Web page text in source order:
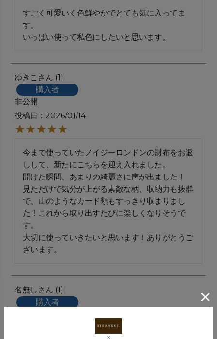
すごく可愛いく色鮮やかでとても気に入ってま
す。
いっぱい使って私色にしたいと思います。
ゆきこ
1
購入者
非公開
投稿日
2026/01/14
今まで使っていたノイジーロンドンの財布をお返
しして、新たにこちらを迎え入れました。
開けた瞬間、あまりの綺麗さに声が出ました！
見ただけで気分が上がる素敵な柄、収納力も抜群
で、山のようなカード類もすっきり収まりまし
た！これから取り出すたびに楽しくなりそうで
す。
大切に使っていきたいと思います！ありがとうご
ざいます。
名無し
1
購入者